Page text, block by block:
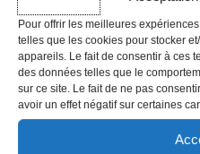
Pour offrir les meilleures
telles que les cookies pour stocker
appareils. Le fait de consentir à ces
des données telles que le
sur ce site. Le fait de ne pas
avoir un effet négatif sur certaines
EN
Bonnet